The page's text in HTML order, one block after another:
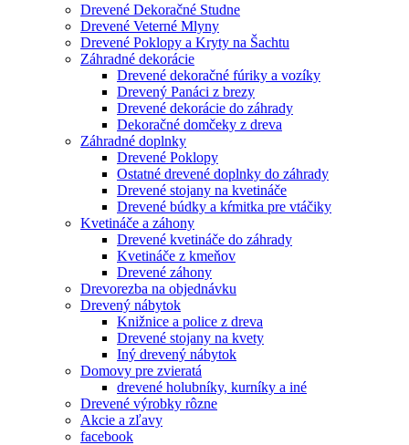
Drevené Dekoračné Studne
Drevené Veterné Mlyny
Drevené Poklopy a Kryty na Šachtu
Záhradné dekorácie
Drevené dekoračné fúriky a vozíky
Drevený Panáci z brezy
Drevené dekorácie do záhrady
Dekoračné domčeky z dreva
Záhradné doplnky
Drevené Poklopy
Ostatné drevené doplnky do záhrady
Drevené stojany na kvetináče
Drevené búdky a kŕmitka pre vtáčiky
Kvetináče a záhony
Drevené kvetináče do záhrady
Kvetináče z kmeňov
Drevené záhony
Drevorezba na objednávku
Drevený nábytok
Knižnice a police z dreva
Drevené stojany na kvety
Iný drevený nábytok
Domovy pre zvieratá
drevené holubníky, kurníky a iné
Drevené výrobky rôzne
Akcie a zľavy
facebook